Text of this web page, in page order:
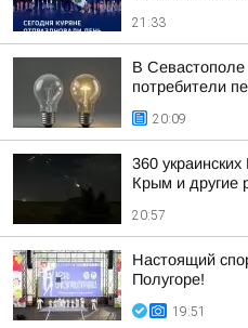
21:33
В Севастополе
потребители
20:09
360
Крым и другие
20:57
Настоящий
Полугоре!
19:51